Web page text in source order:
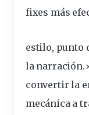
fixes más
estilo, punto
la
convertir la
mecánica a